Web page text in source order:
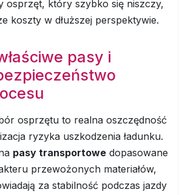
osprzęt, który szybko się niszczy,
koszty w dłuższej perspektywie.
pasy i
osprzętu to realna oszczędność
ryzyka uszkodzenia ładunku.
pasy transportowe dopasowane
przewożonych materiałów,
za stabilność podczas jazdy